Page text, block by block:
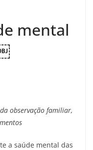
mental
observação familiar,
a saúde mental das